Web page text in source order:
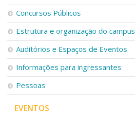
Concursos Públicos
Estrutura e organização do campus
Auditórios e Espaços de Eventos
Informações para ingressantes
Pessoas
EVENTOS